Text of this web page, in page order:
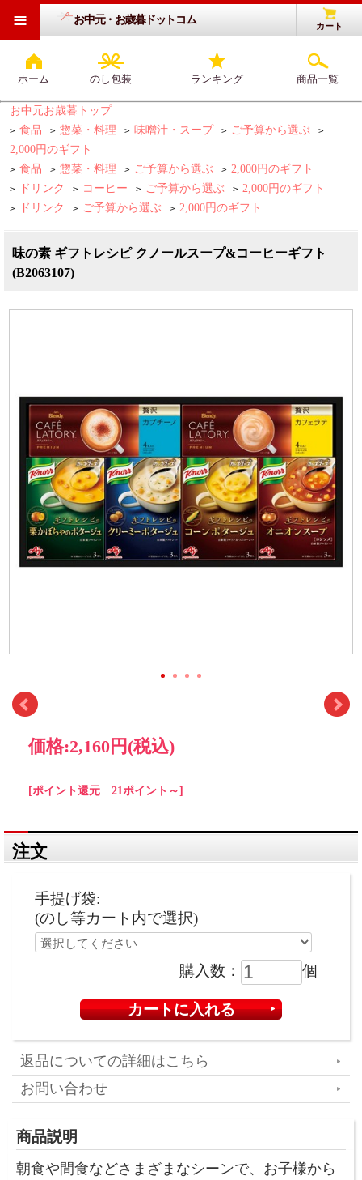
お中元・お歳暮ドットコム カート
ホーム のし包装 ランキング 商品一覧
≡
お中元お歳暮トップ
> 食品 > 惣菜・料理 > 味噌汁・スープ > ご予算から選ぶ >
2,000円のギフト
> 食品 > 惣菜・料理 > ご予算から選ぶ > 2,000円のギフト
> ドリンク > コーヒー > ご予算から選ぶ > 2,000円のギフト
> ドリンク > ご予算から選ぶ > 2,000円のギフト
味の素 ギフトレシピ クノールスープ&コーヒーギフト
(B2063107)
価格:2,160円 (税込)
[ポイント還元 21ポイント～]
注文
手提げ袋:
(のし等カート内で選択)
購入数： 個
返品についての詳細はこちら
お問い合わせ
商品説明
朝食や間食などさまざまなシーンで、お子様から